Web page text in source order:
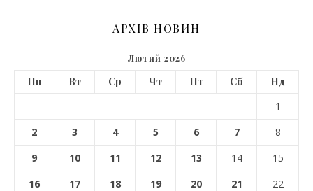
АРХІВ НОВИН
Лютий 2026
Пн Вт Ср Чт Пт Сб
Нд
1
2
3 4 5 6 7
8
9
10 11 12 13 14
15
16
17 18 19 20 21
22